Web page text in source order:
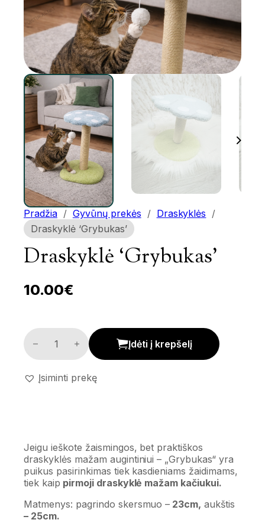
Pradžia / Gyvūnų prekės / Draskyklės /
Draskyklė ‘Grybukas’
Draskyklė ‘Grybukas’
10.00€
Draskyklė 'Grybukas' kiekis
Įdėti į krepšelį
Įsiminti prekę
Jeigu ieškote žaismingos, bet praktiškos
draskyklės mažam augintiniui – „Grybukas“ yra
puikus pasirinkimas tiek kasdieniams žaidimams,
tiek kaip pirmoji draskyklė mažam kačiukui.
Matmenys: pagrindo skersmuo – 23cm, aukštis
– 25cm.